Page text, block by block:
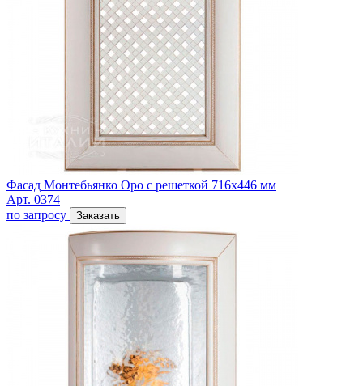
Фасад Монтебьянко Оро с решеткой 716х446 мм
Арт. 0374
по запросу
Заказать